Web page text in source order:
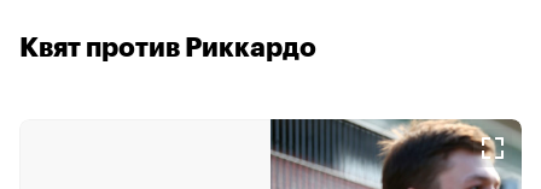
Квят против Риккардо